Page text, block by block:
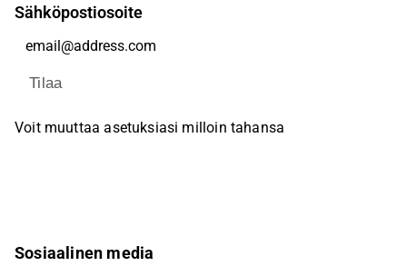
Sähköpostiosoite
Tilaa
Voit muuttaa asetuksiasi milloin tahansa
Sosiaalinen media